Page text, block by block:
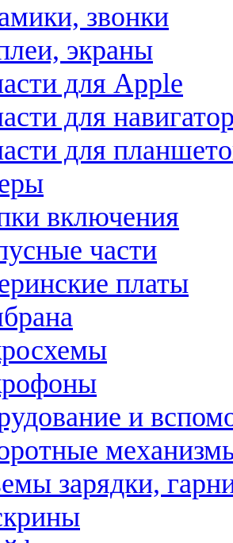
звонки
экраны
для Apple
для
для
включения
части
платы
и
зарядки,